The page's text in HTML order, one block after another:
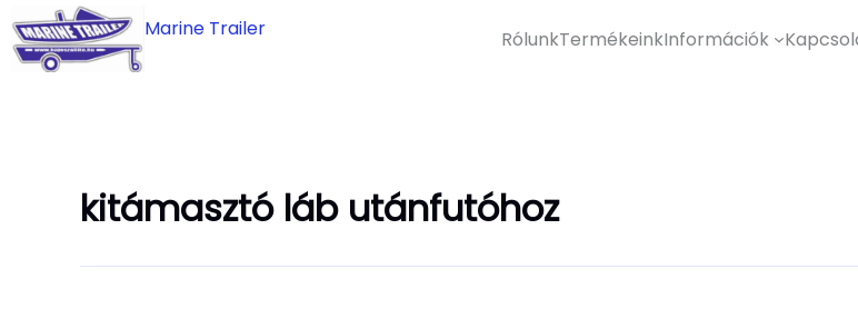
to
content
Marine Trailer RólunkTermékeinkInformációk
kitámasztó láb utánfutóhoz